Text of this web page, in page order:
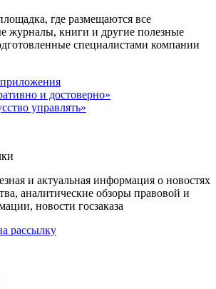
где размещаются все
журналы, книги и другие полезные
специалистами компании
и достоверно»
управлять»
и актуальная информация о новостях
аналитические обзоры правовой и
новости госзаказа
рассылку